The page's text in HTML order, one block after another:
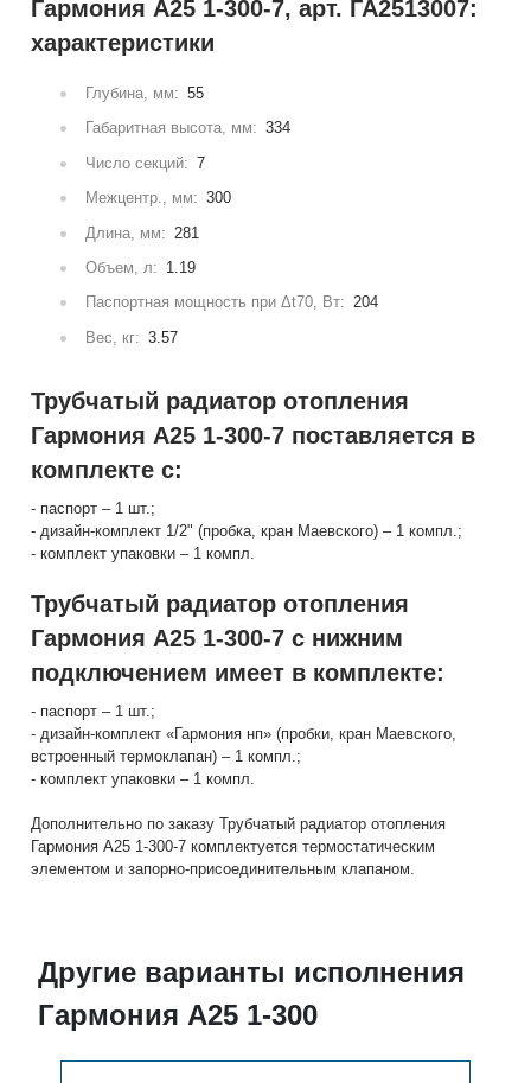
Гармония А25 1-300-7, арт. ГА2513007:
характеристики
Глубина, мм: 55
Габаритная высота, мм: 334
Число секций: 7
Межцентр., мм: 300
Длина, мм: 281
Объем, л: 1.19
Паспортная мощность при Δt70, Вт: 204
Вес, кг: 3.57
Трубчатый радиатор отопления
Гармония А25 1-300-7 поставляется в
комплекте с:
- паспорт – 1 шт.;
- дизайн-комплект 1/2" (пробка, кран Маевского) – 1 компл.;
- комплект упаковки – 1 компл.
Трубчатый радиатор отопления
Гармония А25 1-300-7 с нижним
подключением имеет в комплекте:
- паспорт – 1 шт.;
- дизайн-комплект «Гармония нп» (пробки, кран Маевского,
встроенный термоклапан) – 1 компл.;
- комплект упаковки – 1 компл.
Дополнительно по заказу Трубчатый радиатор отопления
Гармония А25 1-300-7 комплектуется термостатическим
элементом и запорно-присоединительным клапаном.
Другие варианты исполнения
Гармония А25 1-300